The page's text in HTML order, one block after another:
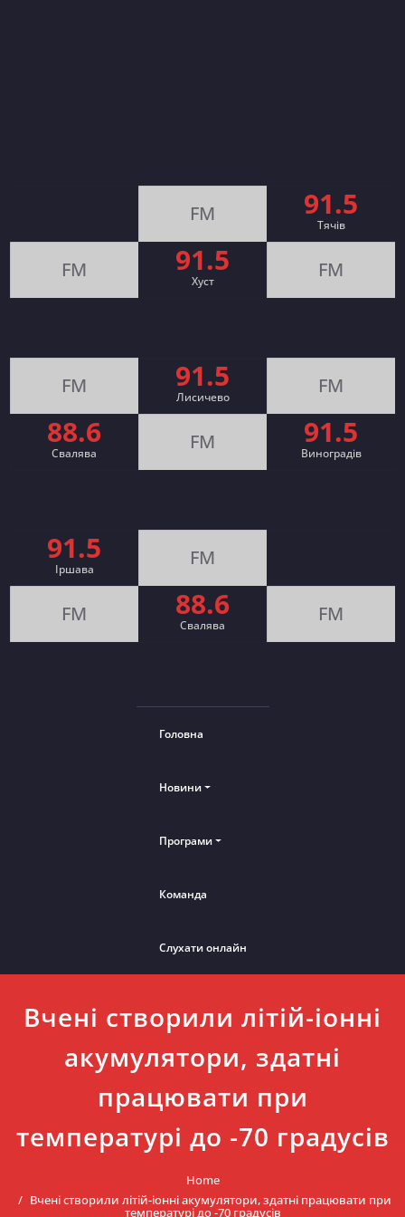
FM 91.5
Тячів
FM 91.5
Хуст FM
FM 91.5
Лисичево FM
88.6
Свалява FM 91.5
Виноградів
91.5
Іршава FM
FM 88.6
Cвалява FM
Головна
Новини
Програми
Команда
Слухати онлайн
Вчені створили літій-іонні
акумулятори, здатні
працювати при
температурі до -70 градусів
Home
Вчені створили літій-іонні акумулятори, здатні працювати при
температурі до -70 градусів